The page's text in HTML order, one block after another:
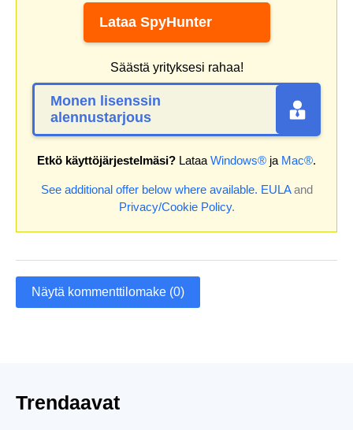
Lataa SpyHunter
Säästä yrityksesi rahaa!
Monen lisenssin
alennustarjous
Etkö käyttöjärjestelmäsi? Lataa Windows® ja Mac®.
See additional offer below where available. EULAand
Privacy/Cookie Policy.
Näytä kommenttilomake (0)
Trendaavat